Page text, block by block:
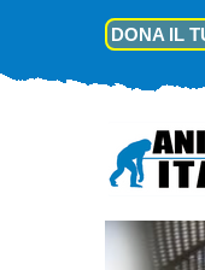
DONA IL